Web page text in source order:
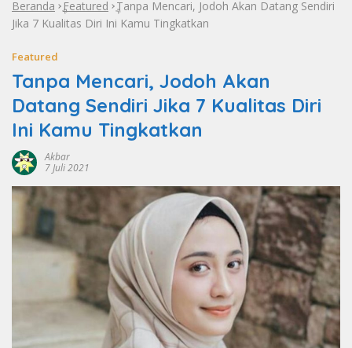
Beranda »Featured »Tanpa Mencari, Jodoh Akan Datang Sendiri
Jika 7 Kualitas Diri Ini Kamu Tingkatkan
Featured
Tanpa Mencari, Jodoh Akan
Datang Sendiri Jika 7 Kualitas Diri
Ini Kamu Tingkatkan
Akbar
7 Juli 2021